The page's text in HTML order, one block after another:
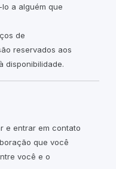
a alguém que
de
reservados aos
disponibilidade.
e entrar em contato
que você
você e o